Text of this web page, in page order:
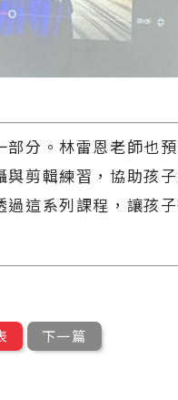
分。林雷恩老師也
剪輯練習，協助孩
這系列課程，讓孩
下一篇